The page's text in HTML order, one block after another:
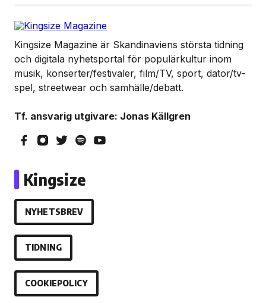
Kingsize Magazine är Skandinaviens största tidning
och digitala nyhetsportal för populärkultur inom
musik, konserter/festivaler, film/TV, sport, dator/tv-
spel, streetwear och samhälle/debatt.
Tf. ansvarig utgivare: Jonas Källgren
Kingsize
NYHETSBREV
TIDNING
COOKIEPOLICY